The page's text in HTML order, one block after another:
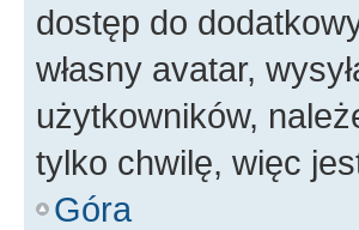
dostęp do
własny avatar,
użytkowników,
tylko chwilę, więc
Góra